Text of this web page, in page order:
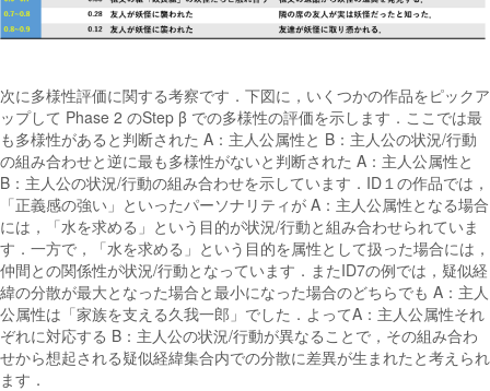
次に多様性評価に関する考察です．下図に，いくつかの作品をピックア
ップして Phase 2 のStep β での多様性の評価を示します．ここでは最
も多様性があると判断された A：主人公属性と B：主人公の状況/行動
の組み合わせと逆に最も多様性がないと判断された A：主人公属性と
B：主人公の状況/行動の組み合わせを示しています．ID１の作品では，
「正義感の強い」といったパーソナリティが A：主人公属性となる場合
には，「水を求める」という目的が状況/行動と組み合わせられていま
す．一方で，「水を求める」という目的を属性として扱った場合には，
仲間との関係性が状況/行動となっています．またID7の例では，疑似経
緯の分散が最大となった場合と最小になった場合のどちらでも A：主人
公属性は「家族を支える久我一郎」でした．よってA：主人公属性それ
ぞれに対応する B：主人公の状況/行動が異なることで，その組み合わ
せから想起される疑似経緯集合内での分散に差異が生まれたと考えられ
ます．